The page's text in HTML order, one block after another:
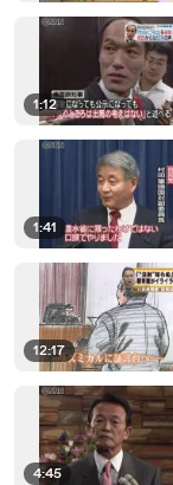
1:12
1:41
12:17
4:45